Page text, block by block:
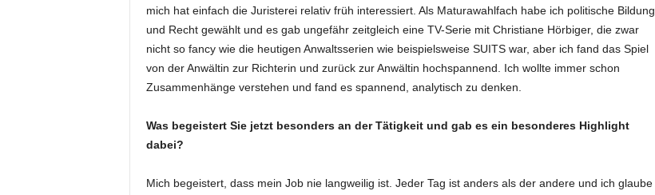
mich hat einfach die Juristerei relativ früh interessiert. Als Maturawahlfach habe ich politische Bildung
und Recht gewählt und es gab ungefähr zeitgleich eine TV-Serie mit Christiane Hörbiger, die zwar
nicht so fancy wie die heutigen Anwaltsserien wie beispielsweise SUITS war, aber ich fand das Spiel
von der Anwältin zur Richterin und zurück zur Anwältin hochspannend. Ich wollte immer schon
Zusammenhänge verstehen und fand es spannend, analytisch zu denken.
Was begeistert Sie jetzt besonders an der Tätigkeit und gab es ein besonderes Highlight
dabei?
Mich begeistert, dass mein Job nie langweilig ist. Jeder Tag ist anders als der andere und ich glaube